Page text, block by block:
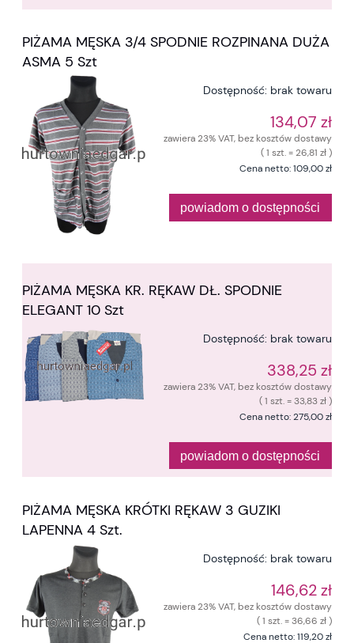
PIŻAMA MĘSKA 3/4 SPODNIE ROZPINANA DUŻA
ASMA 5 Szt
Dostępność: brak towaru
134,07 zł
zawiera 23% VAT, bez kosztów dostawy
( 1 szt. = 26,81 zł )
Cena netto:109,00 zł
powiadom o dostępności
PIŻAMA MĘSKA KR. RĘKAW DŁ. SPODNIE
ELEGANT 10 Szt
Dostępność: brak towaru
338,25 zł
zawiera 23% VAT, bez kosztów dostawy
( 1 szt. = 33,83 zł )
Cena netto:275,00 zł
powiadom o dostępności
PIŻAMA MĘSKA KRÓTKI RĘKAW 3 GUZIKI
LAPENNA 4 Szt.
Dostępność: brak towaru
146,62 zł
zawiera 23% VAT, bez kosztów dostawy
( 1 szt. = 36,66 zł )
Cena netto:119,20 zł